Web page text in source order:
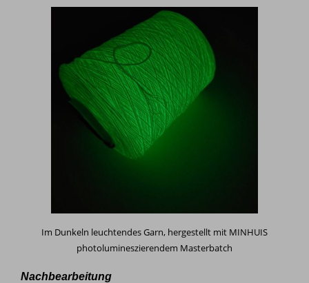
Im Dunkeln leuchtendes Garn, hergestellt mit MINHUIS
photolumineszierendem Masterbatch
Nachbearbeitung